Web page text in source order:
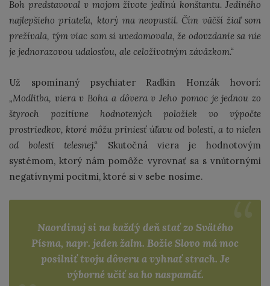
Boh predstavoval v mojom živote jedinú konštantu. Jediného
najlepšieho priateľa, ktorý ma neopustil. Čím väčší žiaľ som
prežívala, tým viac som si uvedomovala, že odovzdanie sa nie
je jednorazovou udalosťou, ale celoživotným záväzkom.“
Už spomínaný psychiater Radkin Honzák hovorí:
„Modlitba, viera v Boha a dôvera v Jeho pomoc je jednou zo
štyroch pozitívne hodnotených položiek vo výpočte
prostriedkov, ktoré môžu priniesť úľavu od bolesti, a to nielen
od bolesti telesnej.“ Skutočná viera je hodnotovým
systémom, ktorý nám pomôže vyrovnať sa s vnútornými
negatívnymi pocitmi, ktoré si v sebe nosíme.
Naordinuj si na každý deň stať zo Svätého
Písma, napr. jeden žalm. Božie Slovo má moc
posilniť tvoju dôveru a vyhnať strach. Je
výborné učiť sa ho naspamäť.